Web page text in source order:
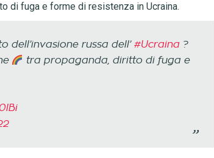
di fuga e forme di resistenza in Ucraina.
dell’invasione russa dell’ #Ucraina ?
tra propaganda, diritto di fuga e